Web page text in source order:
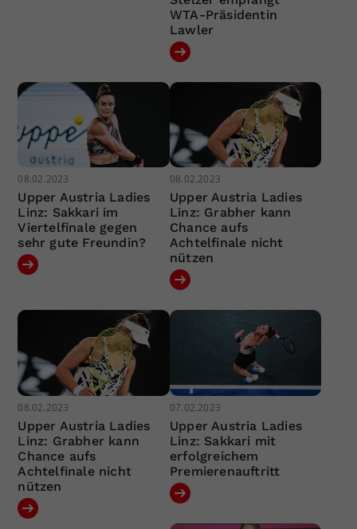
WTA-Präsidentin
Lawler
08.02.2023
Upper Austria Ladies
Linz: Sakkari im
Viertelfinale gegen
sehr gute Freundin?
08.02.2023
Upper Austria Ladies
Linz: Grabher kann
Chance aufs
Achtelfinale nicht
nützen
08.02.2023
Upper Austria Ladies
Linz: Grabher kann
Chance aufs
Achtelfinale nicht
nützen
07.02.2023
Upper Austria Ladies
Linz: Sakkari mit
erfolgreichem
Premierenauftritt